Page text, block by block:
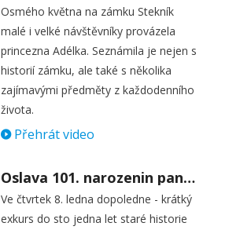
Osmého května na zámku Stekník
malé i velké návštěvníky provázela
princezna Adélka. Seznámila je nejen s
historií zámku, ale také s několika
zajímavými předměty z každodenního
života.
Přehrát video
Oslava 101. narozenin paní Věry Skořepové
Ve čtvrtek 8. ledna dopoledne - krátký
exkurs do sto jedna let staré historie